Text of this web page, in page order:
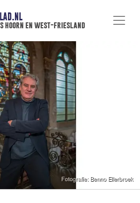
hoorn en west-friesland